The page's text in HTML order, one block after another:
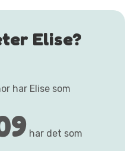
Elise?
har Elise som
har det som